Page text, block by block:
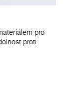
pro
proti